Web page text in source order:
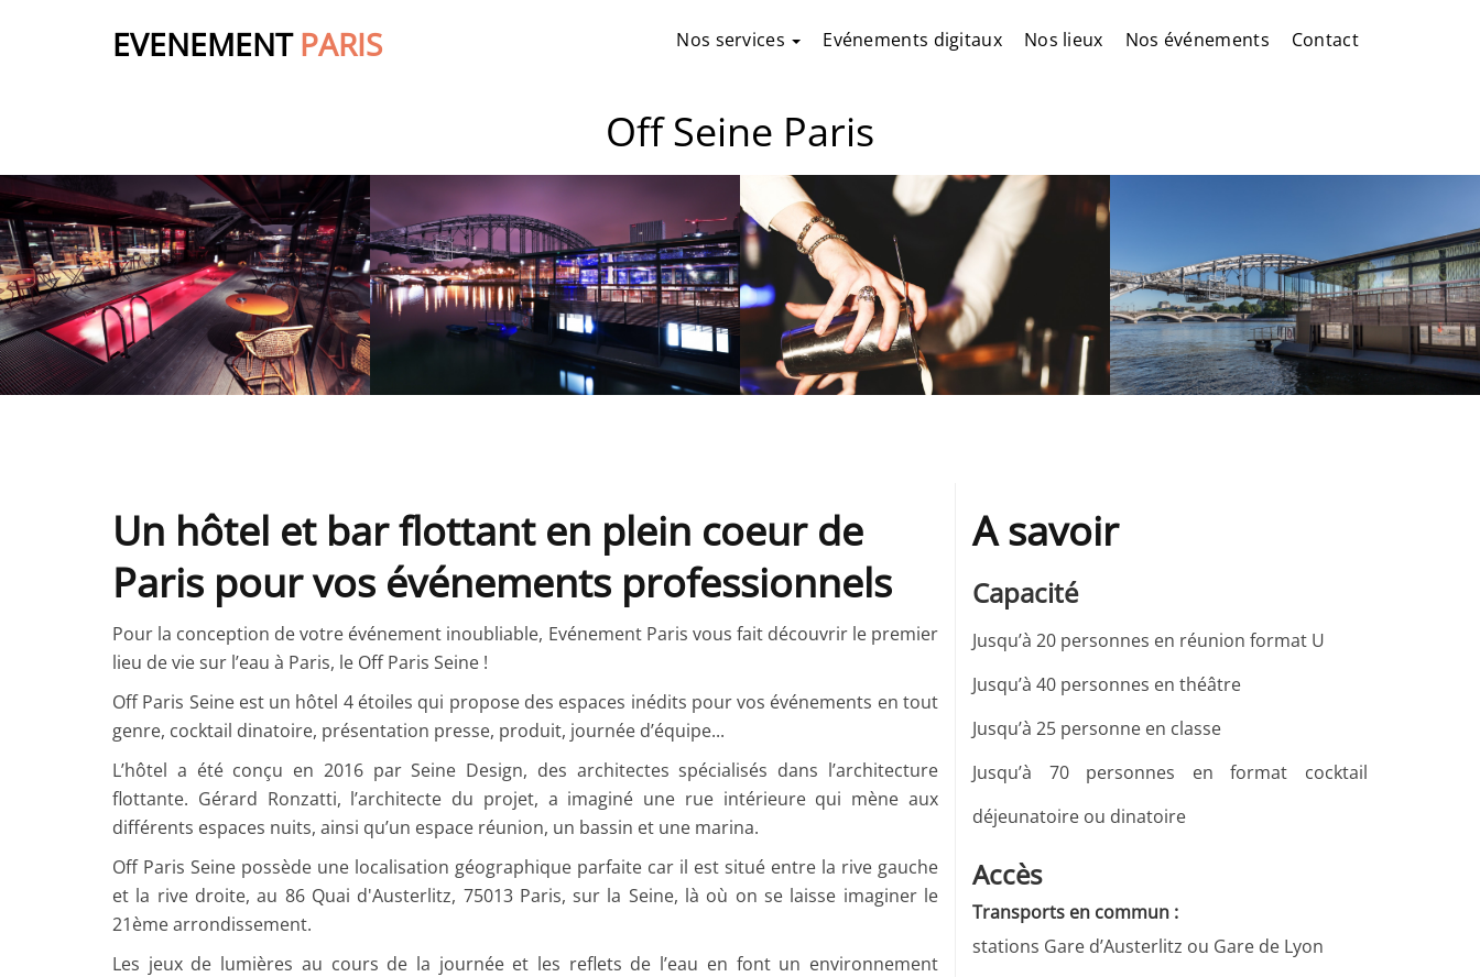
EVENEMENTPARIS Nos services Evénements digitaux Nos lieux Nos événements Contact
Off Seine Paris
Un hôtel et bar flottant en plein coeur de
Paris pour vos événements professionnels
Pour la conception de votre événement inoubliable, Evénement Paris vous fait découvrir le premier
lieu de vie sur l’eau à Paris, le Off Paris Seine !
Off Paris Seine est un hôtel 4 étoiles qui propose des espaces inédits pour vos événements en tout
genre, cocktail dinatoire, présentation presse, produit, journée d’équipe...
L’hôtel a été conçu en 2016 par Seine Design, des architectes spécialisés dans l’architecture
flottante. Gérard Ronzatti, l’architecte du projet, a imaginé une rue intérieure qui mène aux
différents espaces nuits, ainsi qu’un espace réunion, un bassin et une marina.
Off Paris Seine possède une localisation géographique parfaite car il est situé entre la rive gauche
et la rive droite, au 86 Quai d'Austerlitz, 75013 Paris, sur la Seine, là où on se laisse imaginer le
21ème arrondissement.
Les jeux de lumières au cours de la journée et les reflets de l’eau en font un environnement
A savoir
Capacité
Jusqu’à 20 personnes en réunion format U
Jusqu’à 40 personnes en théâtre
Jusqu’à 25 personne en classe
Jusqu’à 70 personnes en format cocktail
déjeunatoire ou dinatoire
Accès
Transports en commun :
stations Gare d’Austerlitz ou Gare de Lyon